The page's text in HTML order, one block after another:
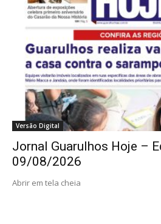
Versão Digital
Jornal Guarulhos Hoje –
09/08/2026
Abrir em tela cheia